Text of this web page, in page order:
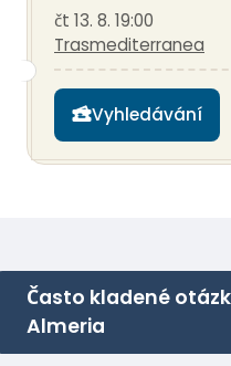
čt 13. 8. 19:00
Trasmediterranea
Vyhledávání
Často kladené
Almeria